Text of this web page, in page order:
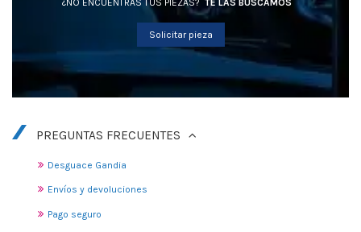
Solicitar pieza
PREGUNTAS FRECUENTES
Desguace Gandia
Envíos y devoluciones
Pago seguro